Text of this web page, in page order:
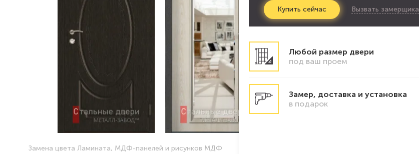
Замена цвета Ламината, МДФ-панелей и рисунков МДФ
Купить сейчас Вызвать замерщика
Любой размер двери
под ваш проем
Замер, доставка и установка
в подарок